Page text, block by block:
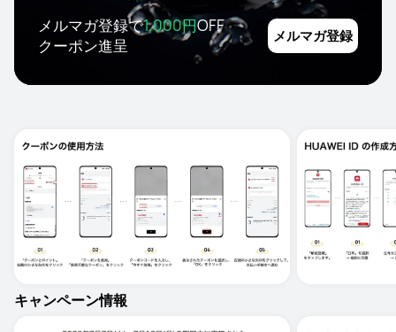
メルマガ登録で1,000円OFF
クーポン進呈
メルマガ登録
キャンペーン情報